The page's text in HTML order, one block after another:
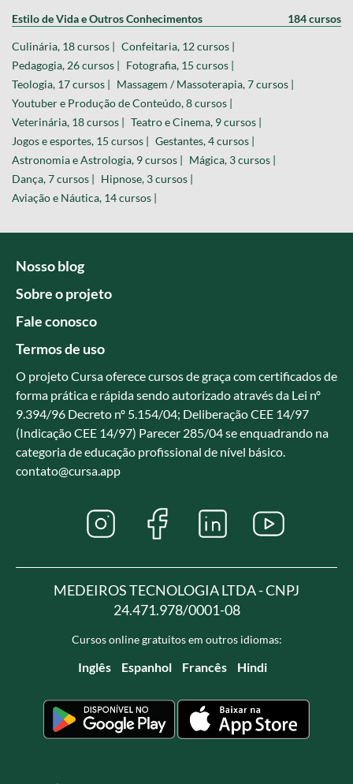
Estilo de Vida e Outros Conhecimentos 184 cursos
Culinária, 18 cursos | Confeitaria, 12 cursos |
Pedagogia, 26 cursos | Fotografia, 15 cursos |
Teologia, 17 cursos | Massagem / Massoterapia, 7 cursos |
Youtuber e Produção de Conteúdo, 8 cursos |
Veterinária, 18 cursos | Teatro e Cinema, 9 cursos |
Jogos e esportes, 15 cursos | Gestantes, 4 cursos |
Astronomia e Astrologia, 9 cursos | Mágica, 3 cursos |
Dança, 7 cursos | Hipnose, 3 cursos |
Aviação e Náutica, 14 cursos |
Nosso blog
Sobre o projeto
Fale conosco
Termos de uso
O projeto Cursa oferece cursos de graça com certificados de
forma prática e rápida sendo autorizado através da Lei nº
9.394/96 Decreto nº 5.154/04; Deliberação CEE 14/97
(Indicação CEE 14/97) Parecer 285/04 se enquadrando na
categoria de educação profissional de nível básico.
contato@cursa.app
MEDEIROS TECNOLOGIA LTDA - CNPJ
24.471.978/0001-08
Cursos online gratuitos em outros idiomas:
Inglês Espanhol Francês Hindi